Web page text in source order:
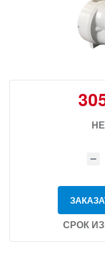
СРОК